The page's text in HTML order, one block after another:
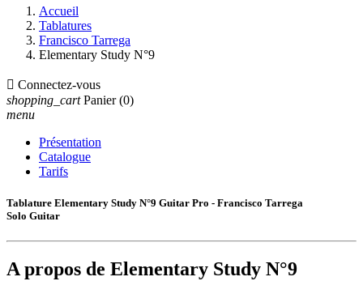
Accueil
Tablatures
Francisco Tarrega
Elementary Study N°9
 Connectez-vous
shopping_cart Panier (0)
menu
Présentation
Catalogue
Tarifs
Tablature Elementary Study N°9 Guitar Pro - Francisco Tarrega
Solo Guitar
A propos de Elementary Study N°9